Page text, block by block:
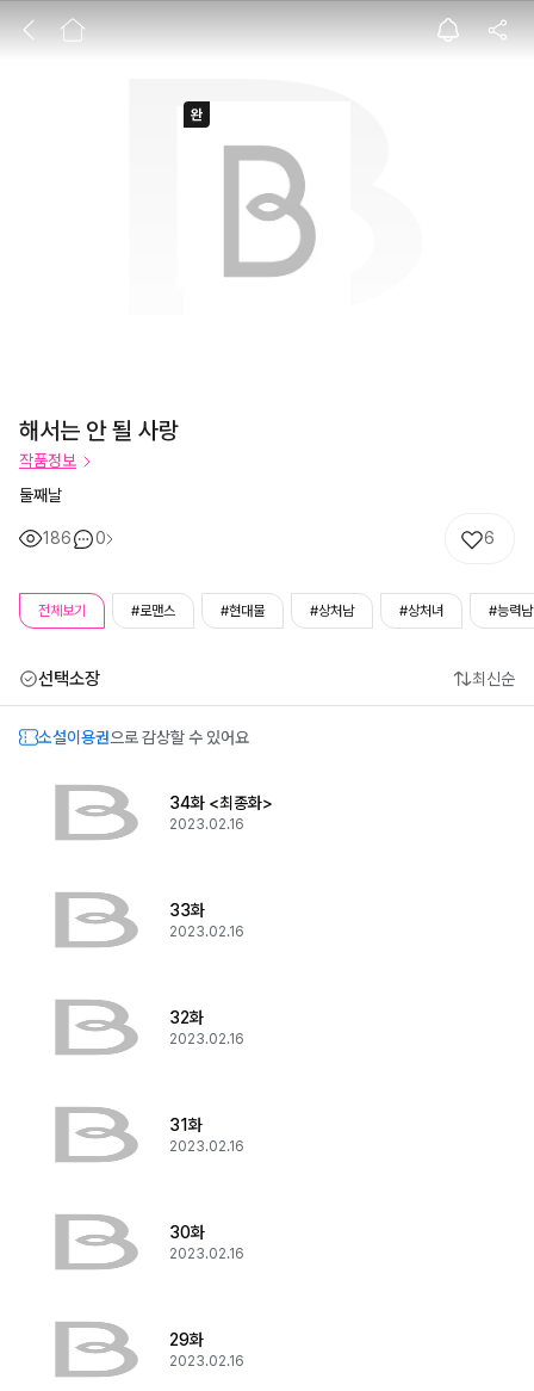
해서는 안 될 사랑
해서는 안 될 사랑
작품정보
둘째날
186 0 6
전체보기 #로맨스 #현대물 #상처남 #상처녀 #능력남
선택소장 최신순
소설이용권으로 감상할 수 있어요
34화 <최종화>
2023.02.16
33화
2023.02.16
32화
2023.02.16
31화
2023.02.16
30화
2023.02.16
29화
2023.02.16